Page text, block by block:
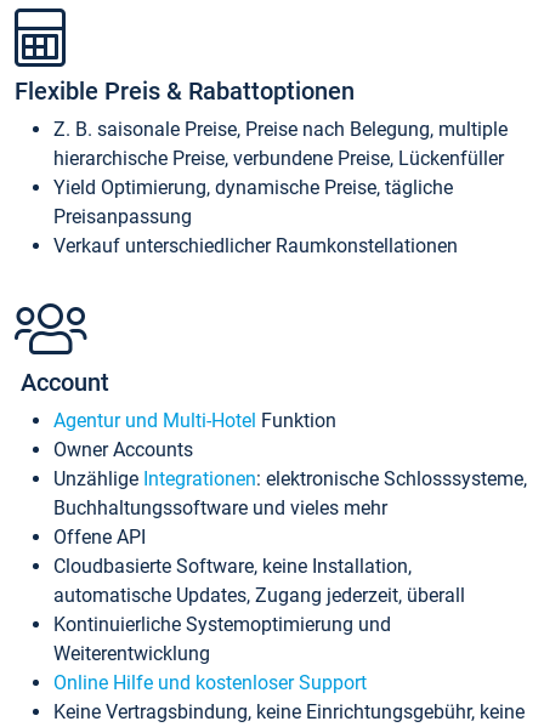
Flexible Preis & Rabattoptionen
Z. B. saisonale Preise, Preise nach Belegung, multiple
hierarchische Preise, verbundene Preise, Lückenfüller
Yield Optimierung, dynamische Preise, tägliche
Preisanpassung
Verkauf unterschiedlicher Raumkonstellationen
Account
Agentur und Multi-Hotel Funktion
Owner Accounts
Unzählige Integrationen: elektronische Schlosssysteme,
Buchhaltungssoftware und vieles mehr
Offene API
Cloudbasierte Software, keine Installation,
automatische Updates, Zugang jederzeit, überall
Kontinuierliche Systemoptimierung und
Weiterentwicklung
Online Hilfe und kostenloser Support
Keine Vertragsbindung, keine Einrichtungsgebühr, keine